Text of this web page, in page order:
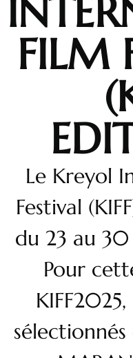
FILM
Le Kreyol
Festival
du 23 au
Pour